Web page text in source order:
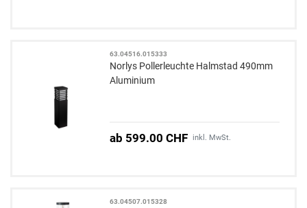
63.04516.015333
Norlys Pollerleuchte Halmstad 490mm
Aluminium
ab 599.00 CHF inkl. MwSt.
63.04507.015328